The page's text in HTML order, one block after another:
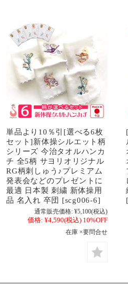
単品より10％引[選べる6枚
セット]新体操シルエット柄
シリーズ 今治タオルハンカ
チ 全5柄 サヨリオリジナル
RG柄刺しゅう♪プレミアム
発表会などのプレゼントに
最適 日本製 刺繍 新体操用
品 名入れ 卒団 [scg006-6]
通常販売価格: ¥5,100(税込)
価格: ¥4,590(税込) 10%OFF
在庫 ×要問合せ